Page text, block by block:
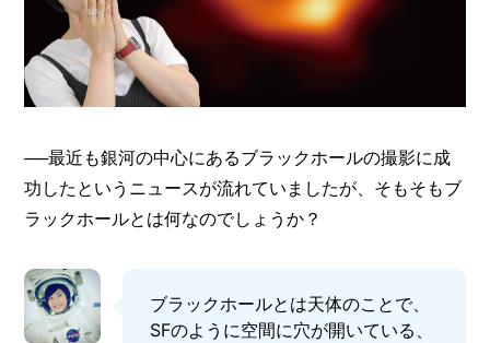
──最近も銀河の中心にあるブラックホールの撮影に成
功したというニュースが流れていましたが、そもそもブ
ラックホールとは何なのでしょうか？
ブラックホールとは天体のことで、
SFのように空間に穴が開いている、